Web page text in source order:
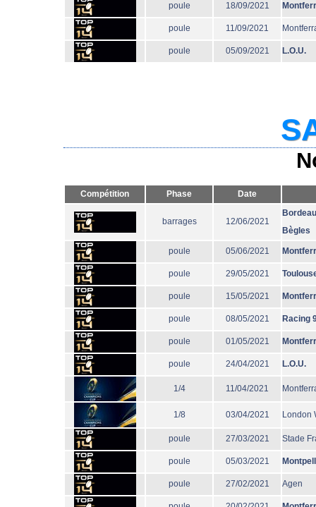
poule 18/09/2021
poule 11/09/2021
poule 05/09/2021 L.O.U.
Compétition Phase Date
barrages 12/06/2021
Bègles
poule 05/06/2021
poule 29/05/2021
poule 15/05/2021
poule 08/05/2021 Racing
poule 01/05/2021
poule 24/04/2021 L.O.U.
1/4 11/04/2021
1/8 03/04/2021 London
poule 27/03/2021 Stade
poule 05/03/2021
poule 27/02/2021 Agen